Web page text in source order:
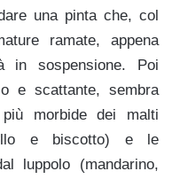
una pinta che, col
ramate, appena
in sospensione. Poi
e scattante, sembra
morbide dei malti
e biscotto) e le
luppolo (mandarino,